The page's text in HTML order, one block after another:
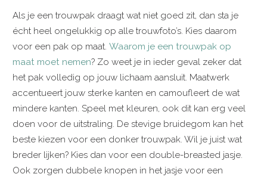
Als je een trouwpak draagt wat niet goed zit, dan sta je
écht heel ongelukkig op alle trouwfoto’s. Kies daarom
voor een pak op maat.Waarom je een trouwpak op
maat moet nemen? Zo weet je in ieder geval zeker dat
het pak volledig op jouw lichaam aansluit. Maatwerk
accentueert jouw sterke kanten en camoufleert de wat
mindere kanten. Speel met kleuren, ook dit kan erg veel
doen voor de uitstraling. De stevige bruidegom kan het
beste kiezen voor een donker trouwpak. Wil je juist wat
breder lijken? Kies dan voor een double-breasted jasje.
Ook zorgen dubbele knopen in het jasje voor een